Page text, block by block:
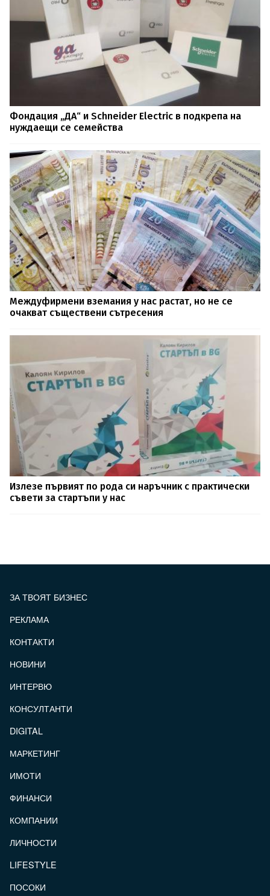
Фондация „ДА“ и Schneider Electric в подкрепа на
нуждаещи се семейства
Междуфирмени вземания у нас растат, но не се
очакват съществени сътресения
Излезе първият по рода си наръчник с практически
съвети за стартъпи у нас
ЗА ТВОЯТ БИЗНЕС
РЕКЛАМА
КОНТАКТИ
НОВИНИ
ИНТЕРВЮ
КОНСУЛТАНТИ
DIGITAL
МАРКЕТИНГ
ИМОТИ
ФИНАНСИ
КОМПАНИИ
ЛИЧНОСТИ
LIFESTYLE
ПОСОКИ